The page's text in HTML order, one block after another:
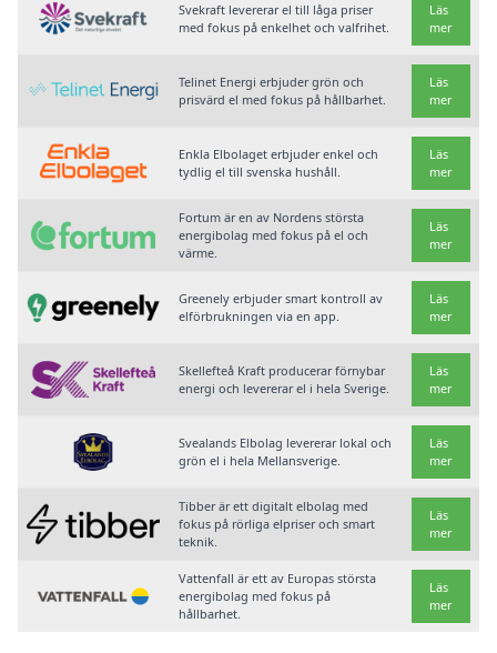
Svekraft levererar el till låga priser
med fokus på enkelhet och valfrihet.
Läs
mer
Telinet Energi erbjuder grön och
prisvärd el med fokus på hållbarhet.
Läs
mer
Enkla Elbolaget erbjuder enkel och
tydlig el till svenska hushåll.
Läs
mer
Fortum är en av Nordens största
energibolag med fokus på el och
värme.
Läs
mer
Greenely erbjuder smart kontroll av
elförbrukningen via en app.
Läs
mer
Skellefteå Kraft producerar förnybar
energi och levererar el i hela Sverige.
Läs
mer
Svealands Elbolag levererar lokal och
grön el i hela Mellansverige.
Läs
mer
Tibber är ett digitalt elbolag med
fokus på rörliga elpriser och smart
teknik.
Läs
mer
Vattenfall är ett av Europas största
energibolag med fokus på
hållbarhet.
Läs
mer